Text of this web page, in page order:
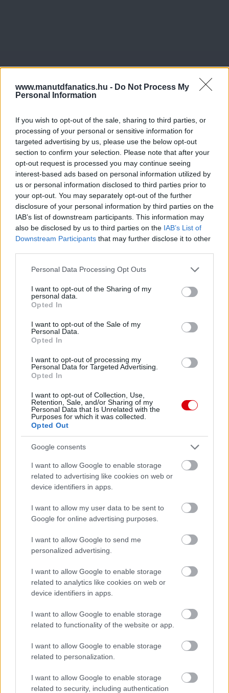
www.manutdfanatics.hu - Do Not Process My
Personal Information
If you wish to opt-out of the sale, sharing to third parties, or
processing of your personal or sensitive information for
targeted advertising by us, please use the below opt-out
section to confirm your selection. Please note that after your
opt-out request is processed you may continue seeing
interest-based ads based on personal information utilized by
us or personal information disclosed to third parties prior to
your opt-out. You may separately opt-out of the further
disclosure of your personal information by third parties on the
IAB’s list of downstream participants. This information may
also be disclosed by us to third parties on the IAB’s List of
Downstream Participants that may further disclose it to other
Please note that this website/app uses one or more Google
not limited to your visit or usage behaviour. You may click to
grant or deny consent to Google and its third-party tags to
use your data for below specified purposes in below Google
consent section.
Personal Data Processing Opt Outs
I want to opt-out of the Sharing of my
personal data.
Opted In
I want to opt-out of the Sale of my
Personal Data.
Opted In
I want to opt-out of processing my
Personal Data for Targeted Advertising.
Opted In
I want to opt-out of Collection, Use,
Retention, Sale, and/or Sharing of my
Personal Data that Is Unrelated with the
Purposes for which it was collected.
Opted Out
Google consents
I want to allow Google to enable storage
related to advertising like cookies on web or
device identifiers in apps.
I want to allow my user data to be sent to
Google for online advertising purposes.
I want to allow Google to send me
personalized advertising.
I want to allow Google to enable storage
related to analytics like cookies on web or
device identifiers in apps.
I want to allow Google to enable storage
related to functionality of the website or app.
I want to allow Google to enable storage
related to personalization.
I want to allow Google to enable storage
related to security, including authentication
Meccs Center
Paris Saint-Germain
vs
Manchester United
Felkészülési szezon 4. mérkőzés
Nya Ullevi, Göteborg
2026-08-08 17:00
Leeds United vs Manchester United
Támogasd adományoddal
Kapcsolódó hírek